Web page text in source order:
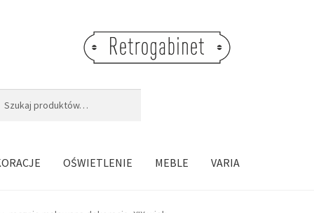
OŚWIETLENIE MEBLE VARIA